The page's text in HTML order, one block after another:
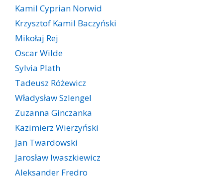
Kamil Cyprian Norwid
Krzysztof Kamil Baczyński
Mikołaj Rej
Oscar Wilde
Sylvia Plath
Tadeusz Różewicz
Władysław Szlengel
Zuzanna Ginczanka
Kazimierz Wierzyński
Jan Twardowski
Jarosław Iwaszkiewicz
Aleksander Fredro